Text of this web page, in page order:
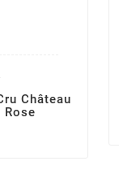
Château
Rose